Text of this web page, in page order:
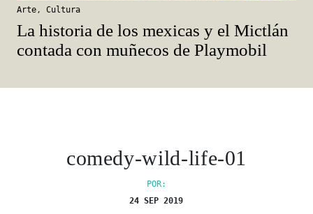
Arte, Cultura
La historia de los mexicas y el Mictlán
contada con muñecos de Playmobil
comedy-wild-life-01
POR:
24 SEP 2019